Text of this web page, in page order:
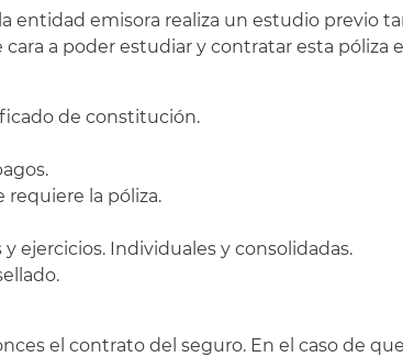
entidad emisora realiza un estudio previo
a poder estudiar y contratar esta póliza
de constitución.
requiere la póliza.
ejercicios. Individuales y consolidadas.
el contrato del seguro. En el caso de